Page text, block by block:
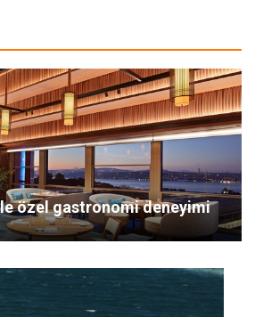
özel gastronomi deneyimi